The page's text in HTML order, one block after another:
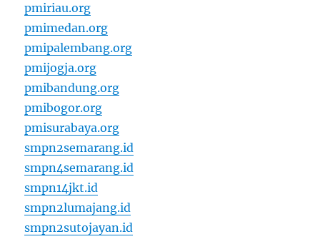
pmiriau.org
pmimedan.org
pmipalembang.org
pmijogja.org
pmibandung.org
pmibogor.org
pmisurabaya.org
smpn2semarang.id
smpn4semarang.id
smpn14jkt.id
smpn2lumajang.id
smpn2sutojayan.id